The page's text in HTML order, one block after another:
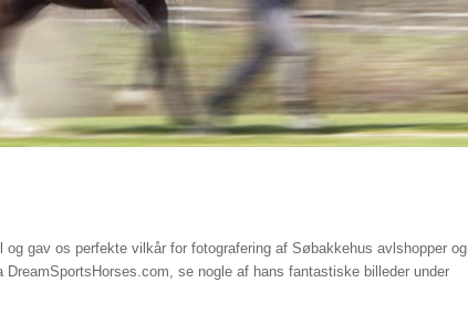
gav os perfekte vilkår for fotografering af Søbakkehus avlshopper og
se nogle af hans fantastiske billeder under